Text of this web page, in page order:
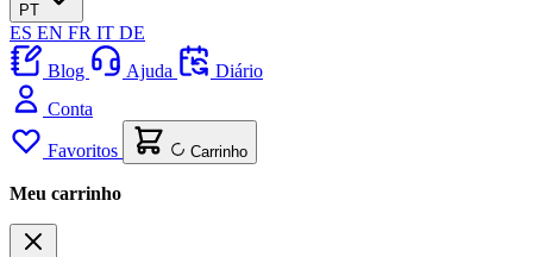
PT
ES EN FR IT DE
Blog
Ajuda
Diário
Conta
Favoritos Carrinho
Meu carrinho